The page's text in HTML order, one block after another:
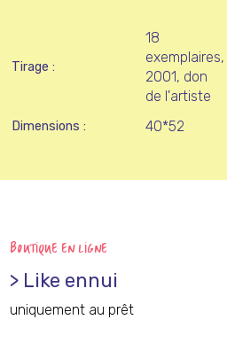
Tirage
18
exemplaires,
2001, don
de l'artiste
Dimensions 40*52
BOUTIQUE EN LIGNE
> Like ennui
uniquement au prêt